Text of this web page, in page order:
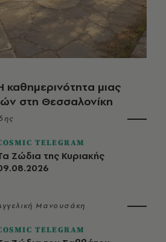
μιας
στη Θεσσαλονίκη
TELEGRAM
Ζώδια της Κυριακής
Μανουσάκη
TELEGRAM